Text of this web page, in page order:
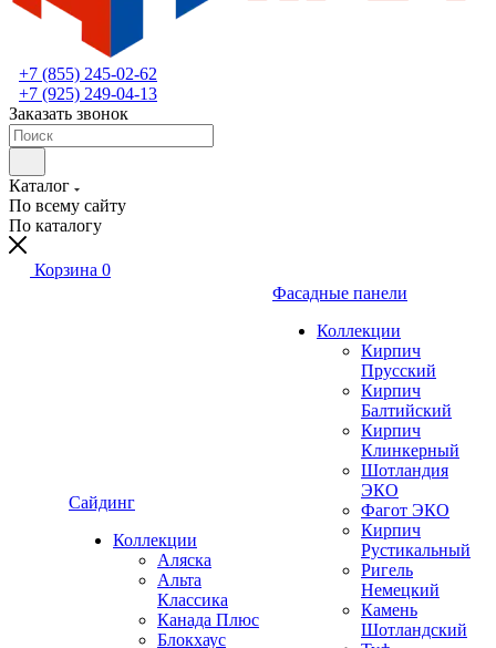
+7 (855) 245-02-62
+7 (925) 249-04-13
Заказать звонок
Каталог
По всему сайту
По каталогу
Корзина 0
Сайдинг
Коллекции
Аляска
Альта
Классика
Канада Плюс
Блокхаус
Фасадные панели
Коллекции
Кирпич
Прусский
Кирпич
Балтийский
Кирпич
Клинкерный
Шотландия
ЭКО
Фагот ЭКО
Кирпич
Рустикальный
Ригель
Немецкий
Камень
Шотландский